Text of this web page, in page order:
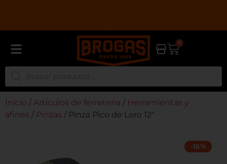
0
Inicio /Articulos de ferreteria / Herramientas y
afines / Pinzas / Pinza Pico de Loro 12″
-15%